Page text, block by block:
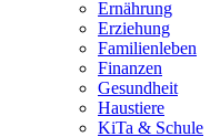
Ernährung
Erziehung
Familienleben
Finanzen
Gesundheit
Haustiere
KiTa & Schule